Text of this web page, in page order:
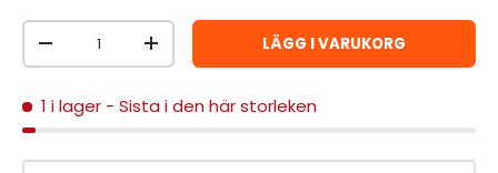
Antal
MINSKA ANTALÖKA ANTAL LÄGG I VARUKORG
1 i lager - Sista i den här storleken